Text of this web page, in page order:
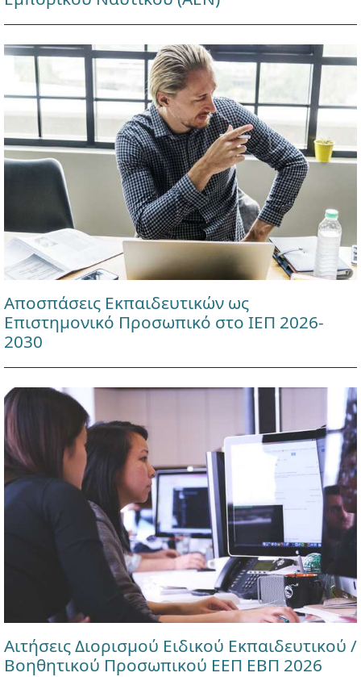
Αποσπάσεις Εκπαιδευτικών ως
Επιστημονικό Προσωπικό στο ΙΕΠ 2026-
2030
Αιτήσεις Διορισμού Ειδικού Εκπαιδευτικού /
Βοηθητικού Προσωπικού ΕΕΠ ΕΒΠ 2026